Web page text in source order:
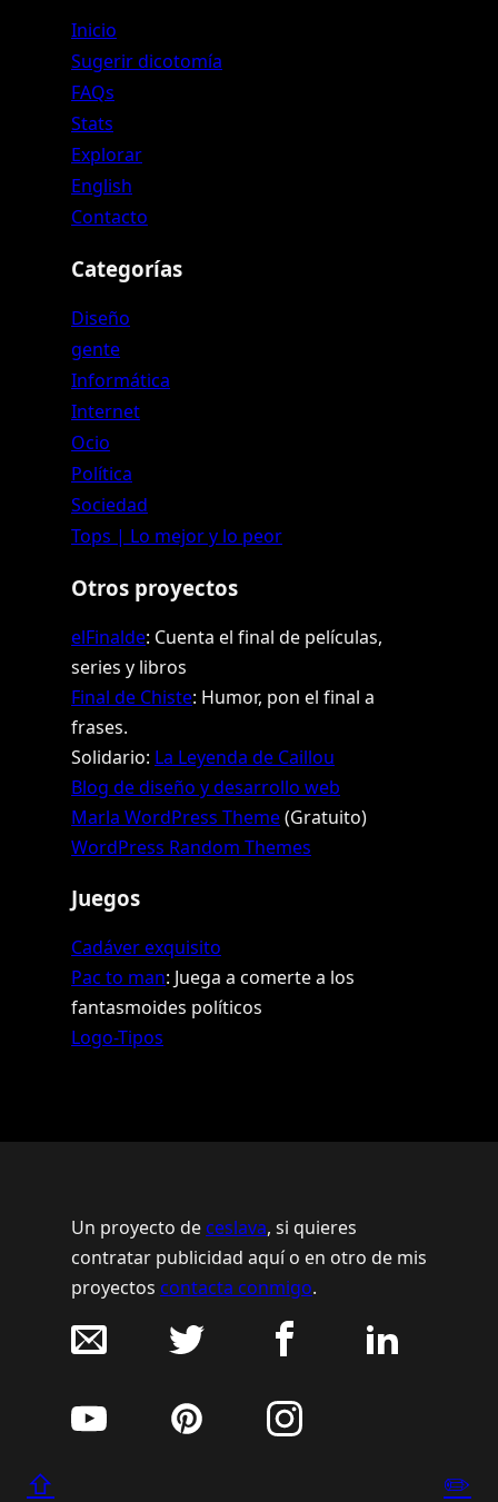
Inicio
Sugerir dicotomía
FAQs
Stats
Explorar
English
Contacto
Categorías
Diseño
gente
Informática
Internet
Ocio
Política
Sociedad
Tops | Lo mejor y lo peor
Otros proyectos
elFinalde: Cuenta el final de películas,
series y libros
Final de Chiste: Humor, pon el final a
frases.
Solidario: La Leyenda de Caillou
Blog de diseño y desarrollo web
Marla WordPress Theme(Gratuito)
WordPress Random Themes
Juegos
Cadáver exquisito
Pac to man: Juega a comerte a los
fantasmoides políticos
Logo-Tipos
⇧ ✏️
Un proyecto de ceslava, si quieres
contratar publicidad aquí o en otro de mis
proyectos contacta conmigo.